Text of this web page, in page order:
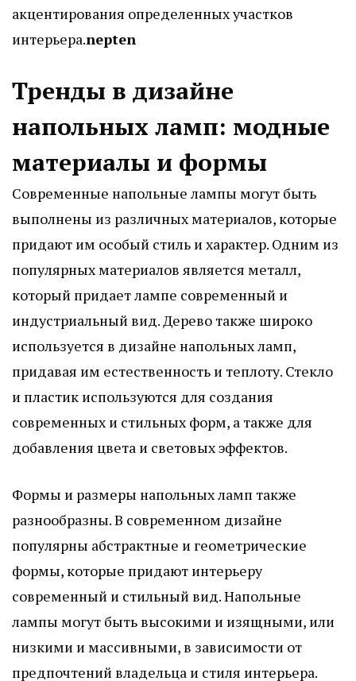
акцентирования определенных участков
интерьера.nepten
Тренды в дизайне
напольных ламп: модные
материалы и формы
Современные напольные лампы могут быть
выполнены из различных материалов, которые
придают им особый стиль и характер. Одним из
популярных материалов является металл,
который придает лампе современный и
индустриальный вид. Дерево также широко
используется в дизайне напольных ламп,
придавая им естественность и теплоту. Стекло
и пластик используются для создания
современных и стильных форм, а также для
добавления цвета и световых эффектов.
Формы и размеры напольных ламп также
разнообразны. В современном дизайне
популярны абстрактные и геометрические
формы, которые придают интерьеру
современный и стильный вид. Напольные
лампы могут быть высокими и изящными, или
низкими и массивными, в зависимости от
предпочтений владельца и стиля интерьера.